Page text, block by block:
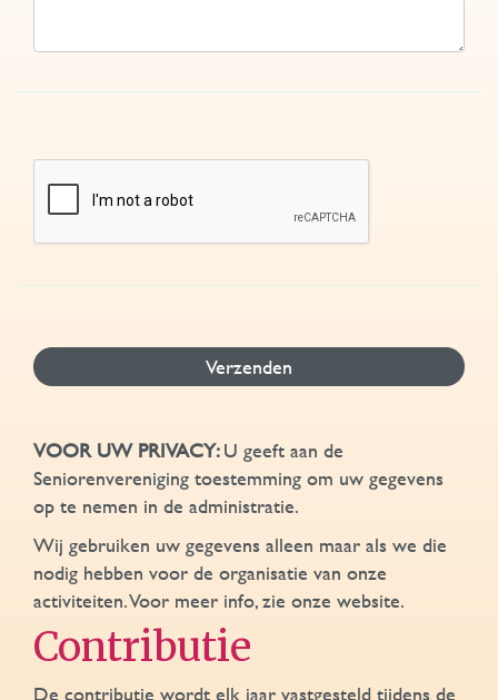
Verzenden
VOOR UW PRIVACY:U geeft aan de
Seniorenvereniging toestemming om uw gegevens
op te nemen in de administratie.
Wij gebruiken uw gegevens alleen maar als we die
nodig hebben voor de organisatie van onze
activiteiten. Voor meer info, zie onze website.
Contributie
De contributie wordt elk jaar vastgesteld tijdens de